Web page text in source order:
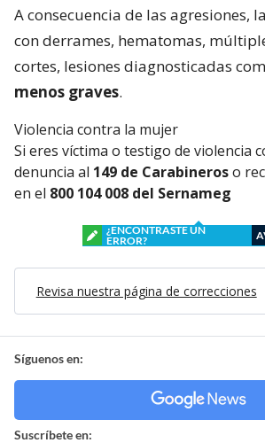
A consecuencia de las agresiones,
con derrames, hematomas,
cortes, lesiones diagnosticadas
menos graves.
Violencia contra la mujer
Si eres víctima o testigo de violencia
denuncia al 149 de Carabineroso
en el 800 104 008 del Sernameg
¿ENCONTRASTE UN
ERROR?
Revisa nuestra página de correcciones
Síguenos en:
Suscríbete en: